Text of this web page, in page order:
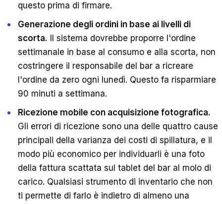
questo prima di firmare.
Generazione degli ordini in base ai livelli di
scorta. Il sistema dovrebbe proporre l'ordine
settimanale in base al consumo e alla scorta, non
costringere il responsabile del bar a ricreare
l'ordine da zero ogni lunedì. Questo fa risparmiare
90 minuti a settimana.
Ricezione mobile con acquisizione fotografica.
Gli errori di ricezione sono una delle quattro cause
principali della varianza dei costi di spillatura, e il
modo più economico per individuarli è una foto
della fattura scattata sul tablet del bar al molo di
carico. Qualsiasi strumento di inventario che non
ti permette di farlo è indietro di almeno una